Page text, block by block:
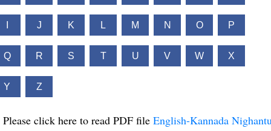
J K L M N O P
Q R S T U V W X
Y Z
Please click here to read PDF file English-Kannada